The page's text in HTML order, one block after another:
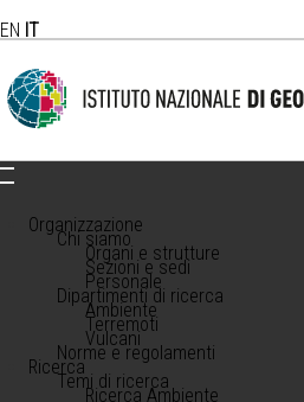
EN IT
Organizzazione
Chi siamo
Organi e strutture
Sezioni e sedi
Personale
Dipartimenti di ricerca
Ambiente
Terremoti
Vulcani
Norme e regolamenti
Ricerca
Temi di ricerca
Ricerca Ambiente